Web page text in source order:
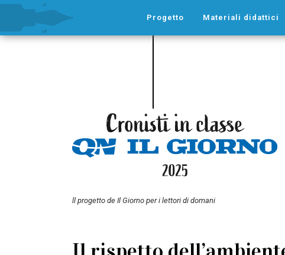
Progetto Materiali didattici
ll progetto de Il Giorno per i lettori di domani